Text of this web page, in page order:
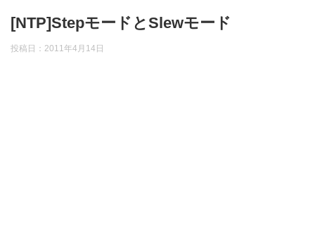
[NTP]StepモードとSlewモード
投稿日：2011年4月14日